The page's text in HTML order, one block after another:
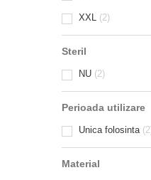
XXL 2
Steril
NU 2
Perioada utilizare
Unica folosinta 2
Material